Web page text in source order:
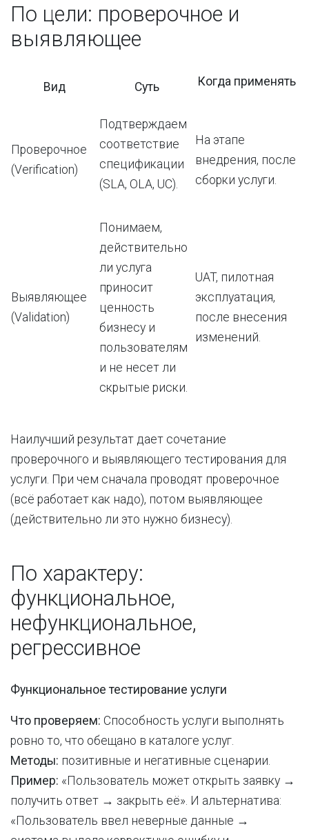
По цели: проверочное и
выявляющее
Вид Суть Когда применять
Проверочное
(Verification)
Подтверждаем
соответствие
спецификации
(SLA, OLA, UC).
На этапе
внедрения, после
сборки услуги.
Выявляющее
(Validation)
Понимаем,
действительно
ли услуга
приносит
ценность
бизнесу и
пользователям
и не несет ли
скрытые риски.
UAT, пилотная
эксплуатация,
после внесения
изменений.
Наилучший результат дает сочетание
проверочного и выявляющего тестирования для
услуги. При чем сначала проводят проверочное
(всё работает как надо), потом выявляющее
(действительно ли это нужно бизнесу).
По характеру:
функциональное,
нефункциональное,
регрессивное
Функциональное тестирование услуги
Что проверяем: Способность услуги выполнять
ровно то, что обещано в каталоге услуг.
Методы: позитивные и негативные сценарии.
Пример: «Пользователь может открыть заявку →
получить ответ → закрыть её». И альтернатива:
«Пользователь ввел неверные данные →